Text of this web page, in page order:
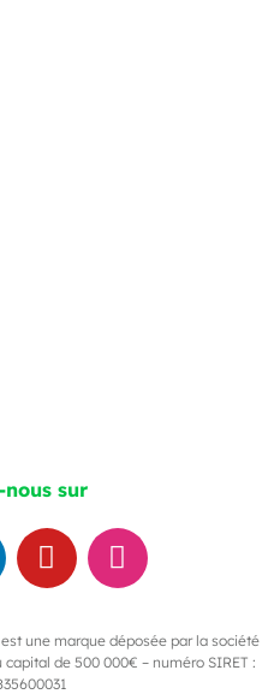
nous sur
une marque déposée par la société
de 500 000€ – numéro SIRET :